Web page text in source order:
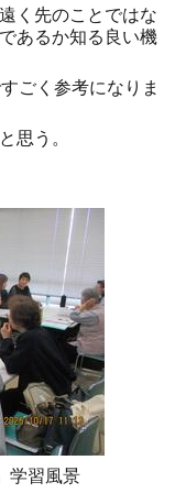
く先のことではな
あるか知る良い機
ごく参考になりま
思う。
学習風景